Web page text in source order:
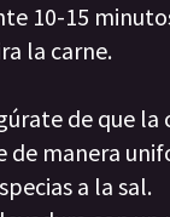
10-15
la carne.
de que
de manera
a la sal.